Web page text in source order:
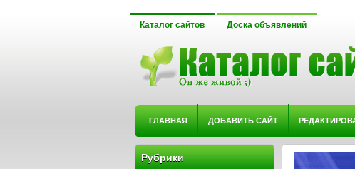
Каталог сайтов Доска объявлений
ГЛАВНАЯ ДОБАВИТЬ САЙТ
Рубрики